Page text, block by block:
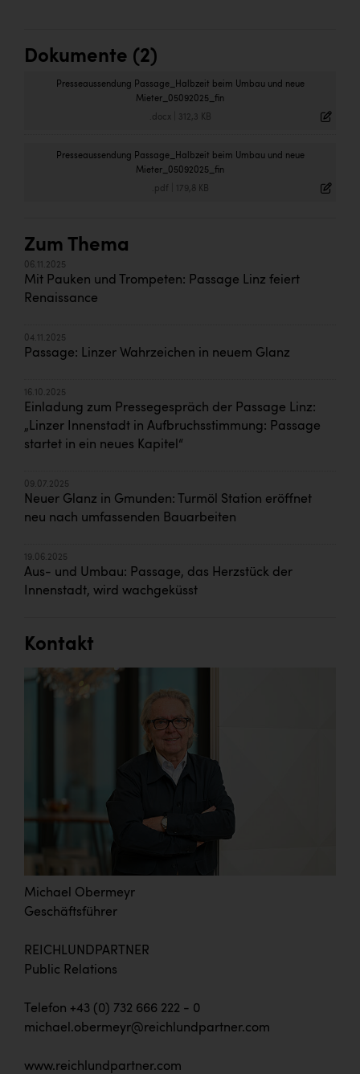
Dokumente (2)
Presseaussendung Passage_Halbzeit beim Umbau und neue
Mieter_05092025_fin
.docx| 312,3 KB
Presseaussendung Passage_Halbzeit beim Umbau und neue
Mieter_05092025_fin
.pdf 179,8 KB
Zum Thema
06.11.2025
Mit Pauken und Trompeten: Passage Linz feiert
Renaissance
04.11.2025
Passage: Linzer Wahrzeichen in neuem Glanz
16.10.2025
Einladung zum Pressegespräch der Passage Linz:
„Linzer Innenstadt in Aufbruchsstimmung: Passage
startet in ein neues Kapitel“
09.07.2025
Neuer Glanz in Gmunden: Turmöl Station eröffnet
neu nach umfassenden Bauarbeiten
19.06.2025
Aus- und Umbau: Passage, das Herzstück der
Innenstadt, wird wachgeküsst
Kontakt
Michael Obermeyr
Geschäftsführer
REICHLUNDPARTNER
Public Relations
Telefon +43 (0) 732 666 222 - 0
michael.obermeyr@reichlundpartner.com
www.reichlundpartner.com